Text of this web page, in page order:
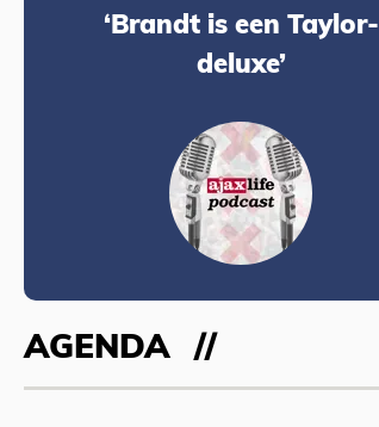
‘Brandt is een Taylor-
deluxe’
AGENDA